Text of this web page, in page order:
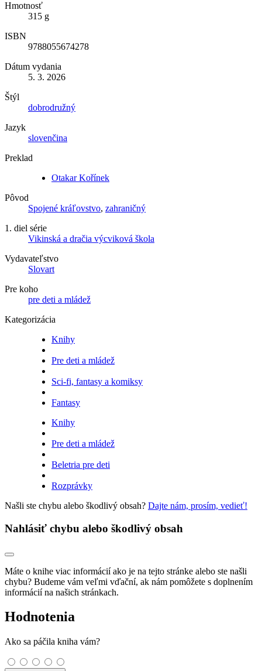
Hmotnosť
315 g
ISBN
9788055674278
Dátum vydania
5. 3. 2026
Štýl
dobrodružný
Jazyk
slovenčina
Preklad
Otakar Kořínek
Pôvod
Spojené kráľovstvo, zahraničný
1. diel série
Vikinská a dračia výcviková škola
Vydavateľstvo
Slovart
Pre koho
pre deti a mládež
Kategorizácia
Knihy
Pre deti a mládež
Sci-fi, fantasy a komiksy
Fantasy
Knihy
Pre deti a mládež
Beletria pre deti
Rozprávky
Našli ste chybu alebo škodlivý obsah? Dajte nám, prosím, vedieť!
Nahlásiť chybu alebo škodlivý obsah
Máte o knihe viac informácií ako je na tejto stránke alebo ste našli
chybu? Budeme vám veľmi vďační, ak nám pomôžete s doplnením
informácií na našich stránkach.
Hodnotenia
Ako sa páčila kniha vám?